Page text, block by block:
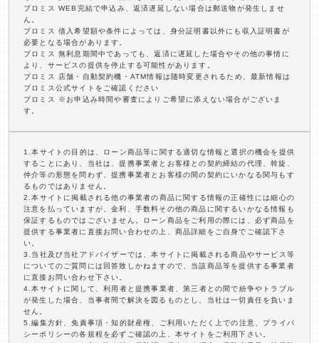
プロミス WEB完結で申込み、返済遅延しない場合は郵送物が発生しませ
ん。
プロミス 借入希望額や条件によっては、身分証明書以外にも収入証明書が
必要となる場合があります。
プロミス 無利息期間中であっても、返済に遅延した場合やその他の事情に
より、サービスの提供を停止する可能性があります。
プロミス 店舗・自動契約機・ATM情報は随時変更されるため、最新情報は
プロミス公式サイトをご確認ください
プロミス ※お申込み時間や審査によりご希望に添えない場合がございま
す。
1.本サイトの目的は、ローン商品等に関する適切な情報と選択の機会を提供
することにあり、当社は、提携事業者とお客様との契約締結の代理、斡旋、
仲介等の形態を問わず、提携事業者とお客様の間の契約にいかなる関与もす
るものではありません。
2.本サイトに掲載される他の事業者の商品に関する情報の正確性には細心の
注意を払っていますが、金利、手数料その他の商品に関するいかなる情報も
保証するものではございません。ローン商品をご利用の際には、必ず商品を
提供する事業者に直接お問い合わせの上、商品詳細をご自身でご確認下さ
い。
3.当社及び当社アドバイザーでは、本サイトに掲載される商品やサービス等
についてのご質問には回答致しかねますので、当該商品等を提供する事業者
に直接お問い合わせ下さい。
4.本サイトに関して、利用者と提携事業者、第三者との間で紛争やトラブル
が発生した場合、当事者間で解決を図るものとし、当社は一切責任を負いま
せん。
5.編集方針、免責事項・知的財産権、ご利用いただく上での注意、プライバ
シーポリシーの各規程を必ずご確認の上、本サイトをご利用下さい。